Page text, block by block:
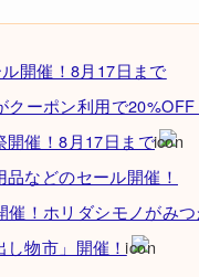
開催！8月17日まで
クーポン利用で
開催！8月17日まで
などのセール開催！
！ホリダシモノがみつ
し物市」開催！